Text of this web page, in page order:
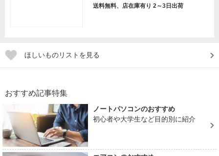
送料無料、店在庫有り 2～3日出荷
ほしいものリストを見る
おすすめ記事特集
ノートパソコンのおすすめ
初心者や大学生など目的別に紹介